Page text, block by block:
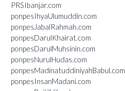
PRSIbanjar.com
ponpesIhyaUlumuddin.com
ponpesJabalRahmah.com
ponpesDarulKhairat.com
ponpesDarulMuhsinin.com
ponpesNurulHudas.com
ponpesMadinatuddiniyahBabul.com
ponpesInsanMadani.com